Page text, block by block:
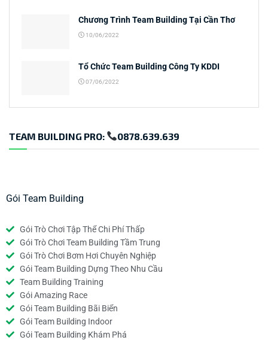
Chương Trình Team Building Tại Cần Thơ
10/06/2022
Tổ Chức Team Building Công Ty KDDI
07/06/2022
TEAM BUILDING PRO: 0878.639.639
Gói Team Building
Gói Trò Chơi Tập Thể Chi Phí Thấp
Gói Trò Chơi Team Building Tầm Trung
Gói Trò Chơi Bơm Hơi Chuyên Nghiệp
Gói Team Building Dựng Theo Nhu Cầu
Team Building Training
Gói Amazing Race
Gói Team Building Bãi Biển
Gói Team Building Indoor
Gói Team Building Khám Phá